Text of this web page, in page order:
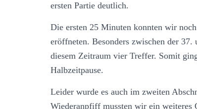
ersten Partie deutlich.
Die ersten 25 Minuten konnten wir
eröffneten. Besonders zwischen der
diesem Zeitraum vier Treffer. Somit
Halbzeitpause.
Leider wurde es auch im zweiten
Wiederanpfiff mussten wir ein weiteres